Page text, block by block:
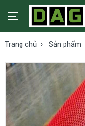
Trang chủ Sản phẩm